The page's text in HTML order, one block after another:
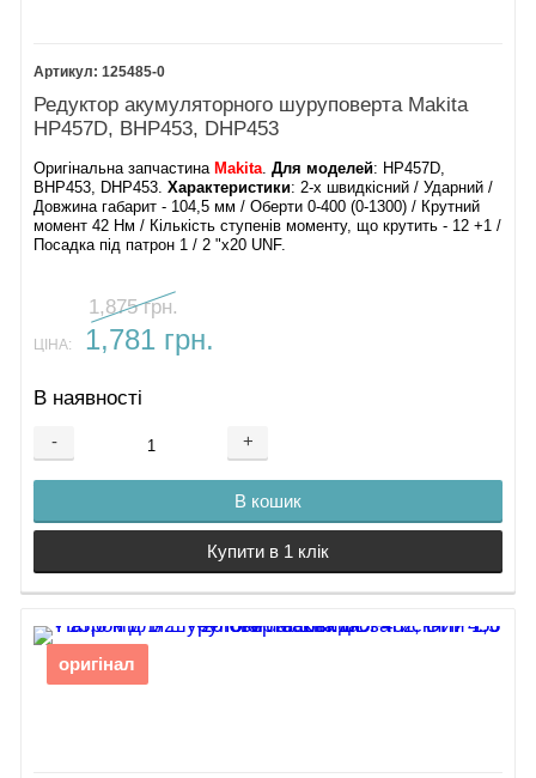
125485-0
Редуктор акумуляторного шуруповерта Makita
HP457D, BHP453, DHP453
Оригінальна запчастина Makita.Для моделей: HP457D,
BHP453, DHP453.Характеристики: 2-х швидкісний / Ударний /
Довжина габарит - 104,5 мм / Оберти 0-400 (0-1300) / Крутний
момент 42 Нм / Кількість ступенів моменту, що крутить - 12 +1 /
Посадка під патрон 1 / 2 "х20 UNF.
1,875 грн.
ЦІНА: 1,781 грн.
В наявності
- +
В кошик
Купити в 1 клік
оригінал